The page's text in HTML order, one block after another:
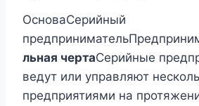
ОсноваСерийный
льная чертаСерийные
ведут или управляют
предприятиями на